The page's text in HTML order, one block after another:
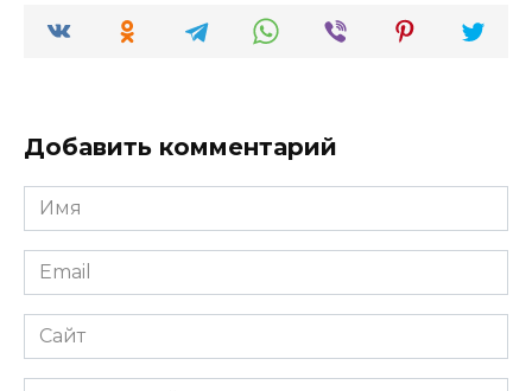
Добавить комментарий
Имя
*
Email
*
Сайт